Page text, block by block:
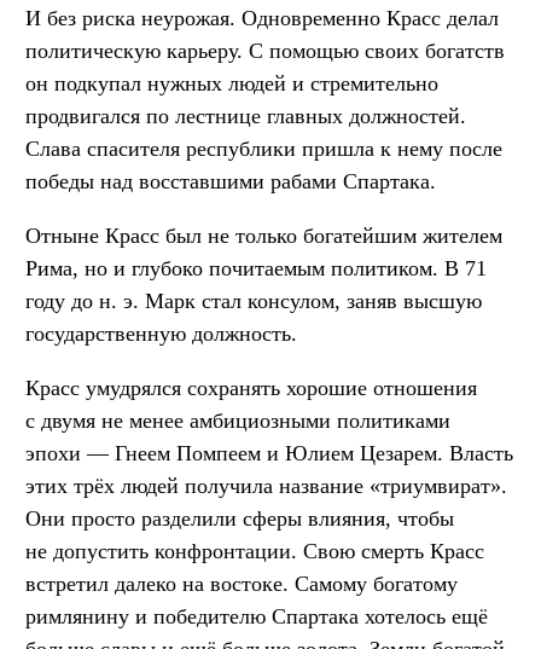
И без риска неурожая. Одновременно Красс делал
политическую карьеру. С помощью своих богатств
он подкупал нужных людей и стремительно
продвигался по лестнице главных должностей.
Слава спасителя республики пришла к нему после
победы над восставшими рабами Спартака.
Отныне Красс был не только богатейшим жителем
Рима, но и глубоко почитаемым политиком. В 71
году до н. э. Марк стал консулом, заняв высшую
государственную должность.
Красс умудрялся сохранять хорошие отношения
с двумя не менее амбициозными политиками
эпохи — Гнеем Помпеем и Юлием Цезарем. Власть
этих трёх людей получила название «триумвират».
Они просто разделили сферы влияния, чтобы
не допустить конфронтации. Свою смерть Красс
встретил далеко на востоке. Самому богатому
римлянину и победителю Спартака хотелось ещё